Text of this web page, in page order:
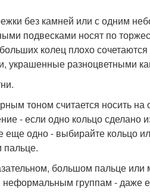
без камней или с одним
подвесками носят по
колец плохо
украшенные разноцветными
тоном считается носить
- если одно кольцо
еще одно - выбирайте кольцо
пальце.
большом пальце
группам - даже